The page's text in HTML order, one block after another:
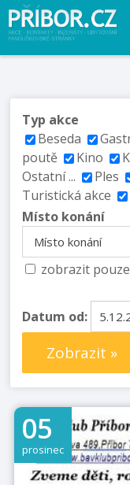
Typ akce
Beseda
poutě
Kino
Ostatní ...
Ples
Turistická akce
Místo konání
zobrazit
Datum od:
Zobrazit »
05
prosinec